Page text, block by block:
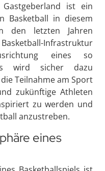
ist ein
Basketball in diesem
den letzten Jahren
Infrastruktur
eines so
wird sicher dazu
Teilnahme am Sport
zukünftige Athleten
zu werden und
anzustreben.
eines